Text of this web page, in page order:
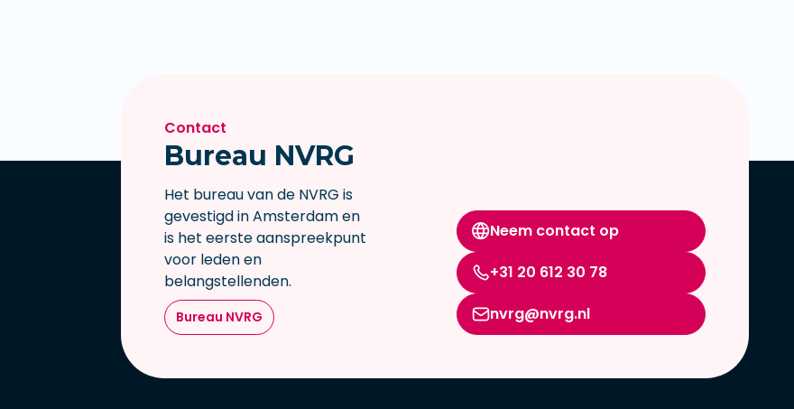
Contact
Bureau NVRG
Het bureau van de NVRG is
gevestigd in Amsterdam en
is het eerste aanspreekpunt
voor leden en
belangstellenden.
Bureau NVRG
Neem contact op
+31 20 612 30 78
nvrg@nvrg.nl